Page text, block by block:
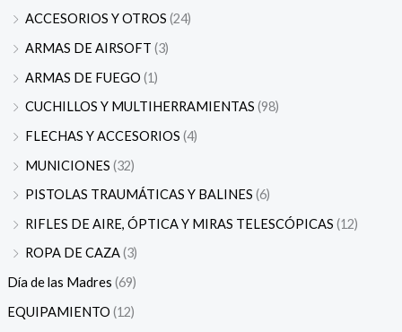
ACCESORIOS Y OTROS (24)
ARMAS DE AIRSOFT (3)
ARMAS DE FUEGO (1)
CUCHILLOS Y MULTIHERRAMIENTAS (98)
FLECHAS Y ACCESORIOS (4)
MUNICIONES (32)
PISTOLAS TRAUMÁTICAS Y BALINES (6)
RIFLES DE AIRE, ÓPTICA Y MIRAS TELESCÓPICAS (12)
ROPA DE CAZA(3)
Día de las Madres (69)
EQUIPAMIENTO (12)